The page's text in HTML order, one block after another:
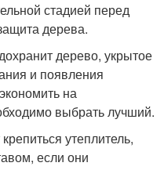
стадией перед
дерева.
дерево, укрытое
и появления
на
выбрать лучший.
утеплитель,
если они